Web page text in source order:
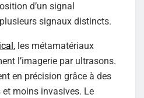
d’un signal
signaux distincts.
, les métamatériaux
l’imagerie par ultrasons.
en précision grâce à des
moins invasives. Le